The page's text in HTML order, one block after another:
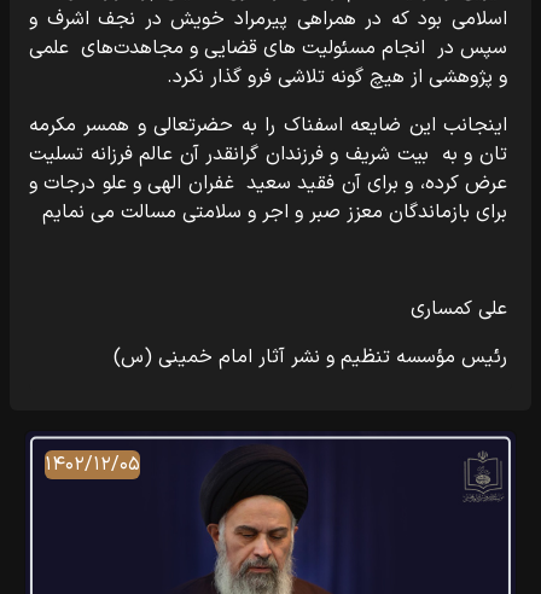
اسلامی بود که در همراهی پیرمراد خویش در نجف اشرف و
سپس در انجام مسئولیت های قضایی و مجاهدت‌های علمی
و پژوهشی از هیچ گونه تلاشی فرو گذار نکرد.
اینجانب این ضایعه اسفناک را به حضرتعالی و همسر مکرمه
تان و به بیت شریف و فرزندان گرانقدر آن عالم فرزانه تسلیت
عرض کرده، و برای آن فقید سعید غفران الهی و علو درجات و
برای بازماندگان معزز صبر و اجر و سلامتی مسالت می نمایم
علی کمساری
رئیس مؤسسه تنظیم و نشر آثار امام خمینی (س)
۱۴۰۲/۱۲/۰۵